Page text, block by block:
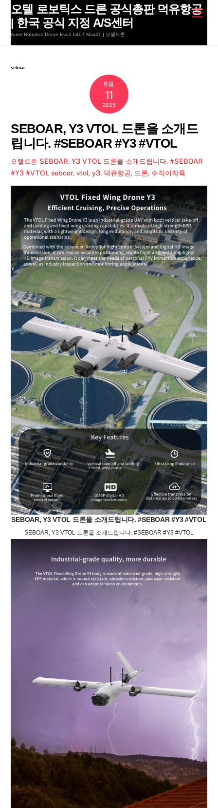
Skip
content
오텔 로보틱스 드론 공식총판 덕유항공
| 한국 공식 지정 A/S센터
Autel Robotics Drone Evo2 640T Max4T | 오텔드론
seboar
9월
11
2025
SEBOAR, Y3 VTOL 드론을 소개드
립니다. #SEBOAR #Y3 #VTOL
오텔드론 SEBOAR, Y3 VTOL 드론을 소개드립니다. #SEBOAR
#Y3 #VTOL seboar,vtol,y3, 덕유항공, 드론, 수직이착륙
SEBOAR, Y3 VTOL 드론을 소개드립니다. #SEBOAR #Y3 #VTOL
SEBOAR, Y3 VTOL 드론을 소개드립니다. #SEBOAR #Y3 #VTOL